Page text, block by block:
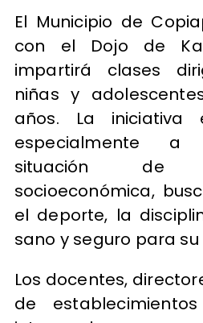
El Municipio de
con el Dojo de
impartirá clases
niñas y
años. La iniciativa
especialmente
situación de
socioeconómica,
el deporte, la
sano y seguro para
Los docentes,
de